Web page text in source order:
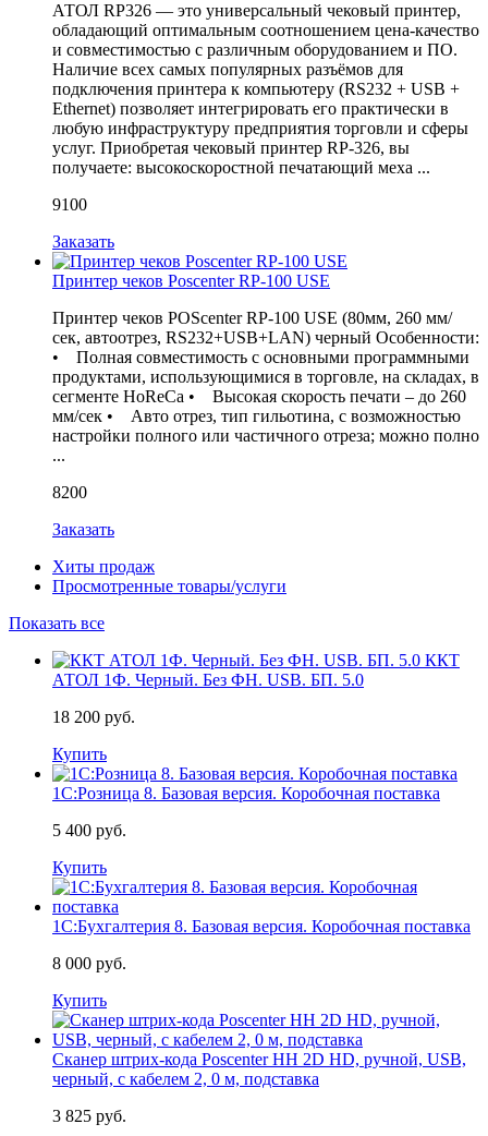
АТОЛ RP326 — это универсальный чековый принтер,
обладающий оптимальным соотношением цена-качество
и совместимостью с различным оборудованием и ПО.
Наличие всех самых популярных разъёмов для
подключения принтера к компьютеру (RS232 + USB +
Ethernet) позволяет интегрировать его практически в
любую инфраструктуру предприятия торговли и сферы
услуг. Приобретая чековый принтер RP-326, вы
получаете: высокоскоростной печатающий меха ...
9100
Заказать
Принтер чеков Poscenter RP-100 USE
Принтер чеков POScenter RP-100 USE (80мм, 260 мм/
сек, автоотрез, RS232+USB+LAN) черный Особенности:
• Полная совместимость с основными программными
продуктами, использующимися в торговле, на складах, в
сегменте HoReCa • Высокая скорость печати – до 260
мм/сек • Авто отрез, тип гильотина, с возможностью
настройки полного или частичного отреза; можно полно
...
8200
Заказать
Хиты продаж
Просмотренные товары/услуги
Показать все
ККТ
АТОЛ 1Ф. Черный. Без ФН. USB. БП. 5.0
18 200 руб.
Купить
1С:Розница 8. Базовая версия. Коробочная поставка
5 400 руб.
Купить
1С:Бухгалтерия 8. Базовая версия. Коробочная поставка
8 000 руб.
Купить
Сканер штрих-кода Poscenter HH 2D HD, ручной, USB,
черный, с кабелем 2, 0 м, подставка
3 825 руб.